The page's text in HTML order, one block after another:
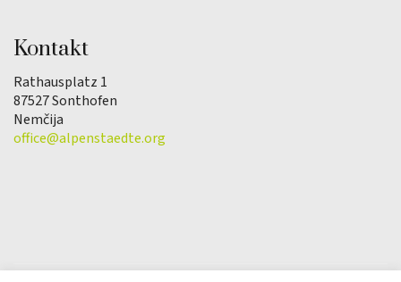
Kontakt
Rathausplatz 1
87527 Sonthofen
Nemčija
office@alpenstaedte.org